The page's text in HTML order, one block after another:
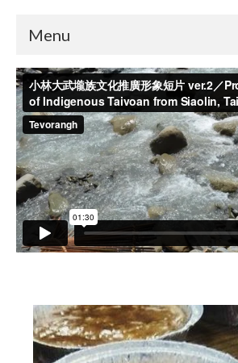
Menu
小林村故事多
五里埔
日光小林
小愛小林
媒體上的小林
誰是大武壠族
祭儀信仰
工藝服飾